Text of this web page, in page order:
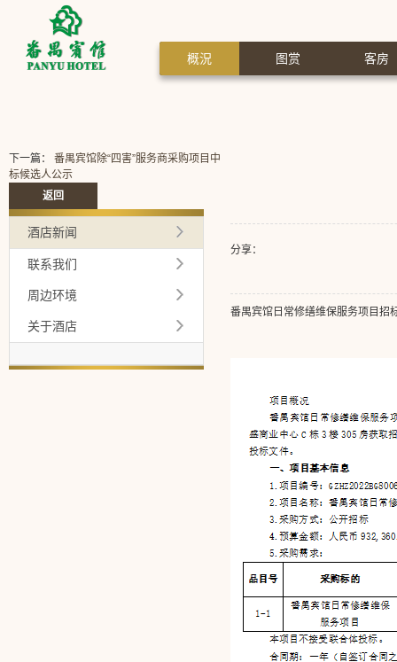
概況 图赏 客房
分享：
番禺宾馆日常修缮维保服务项目招
下一篇： 番禺宾馆除“四害”服务商采购项目中
标候选人公示
返回
酒店新闻
联系我们
周边环境
关于酒店